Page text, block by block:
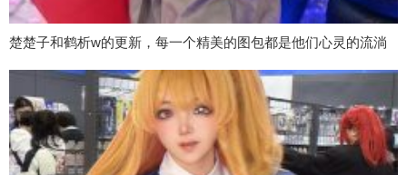
楚楚子和鹤析w的更新，每一个精美的图包都是他们心灵的流淌